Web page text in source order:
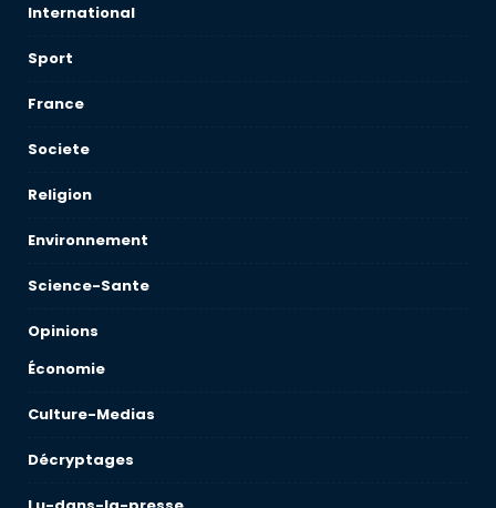
International
Sport
France
Societe
Religion
Environnement
Science-Sante
Opinions
Économie
Culture-Medias
Décryptages